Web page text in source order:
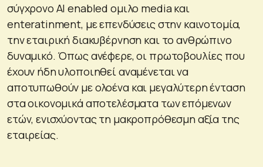
σύγχρονο AI enabled ομιλο media και
enteratinment, με επενδύσεις στην καινοτομία,
την εταιρική διακυβέρνηση και το ανθρώπινο
δυναμικό. Όπως ανέφερε, οι πρωτοβουλίες που
έχουν ήδη υλοποιηθεί αναμένεται να
αποτυπωθούν με ολοένα και μεγαλύτερη ένταση
στα οικονομικά αποτελέσματα των επόμενων
ετών, ενισχύοντας τη μακροπρόθεσμη αξία της
εταιρείας.